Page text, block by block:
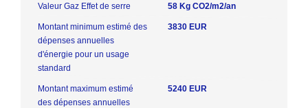
Valeur Gaz Effet de serre 58 Kg CO2/m2/an
Montant minimum estimé des
dépenses annuelles
d'énergie pour un usage
standard
3830 EUR
Montant maximum estimé
des dépenses annuelles
5240 EUR